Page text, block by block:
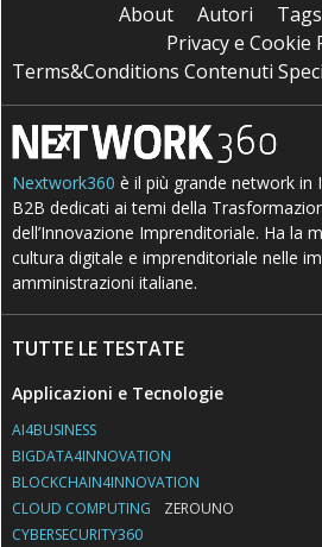
About Autori Tags
Privacy e Cookie
Terms&Conditions Contenuti
Nextwork360 è il più grande network in
B2B dedicati ai temi della
dell’Innovazione Imprenditoriale. Ha la
cultura digitale e imprenditoriale nelle
amministrazioni italiane.
TUTTE LE TESTATE
Applicazioni e Tecnologie
AI4BUSINESS
BIGDATA4INNOVATION
BLOCKCHAIN4INNOVATION
CLOUD COMPUTING
ZEROUNO
CYBERSECURITY360